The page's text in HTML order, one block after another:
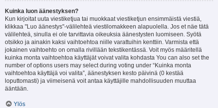
Kuinka luon äänestyksen?
Kun kirjoitat uuta viestiketjua tai muokkaat viestiketjun ensimmäistä viestiä,
klikkaa "Luo äänestys"-välilehteä viestilomakkeen alapuolella. Jos et näe tätä
välilehteä, sinulla ei ole tarvittavia oikeuksia äänestysten luomiseen. Syötä
otsikko ja ainakin kaksi vaihtoehtoa niille varattuihin kenttiin. Varmista että
jokainen vaihtoehto on omalla rivillään tekstikentässä. Voit myös määritellä
kuinka monta vaihtoehtoa käyttäjät voivat valita kohdasta You can also set the
number of options users may select during voting under “Kuinka monta
vaihtoehtoa käyttäjä voi valita”, äänestyksen kesto päivinä (0 kestää
loputtomasti) ja viimeisenä voit antaa käyttäjille mahdollisuuden muuttaa
ääntään.
Ylös